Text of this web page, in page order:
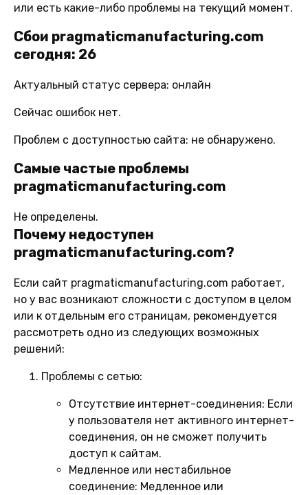
или есть какие-либо проблемы на текущий момент.
Сбои pragmaticmanufacturing.com
сегодня: 26
Актуальный статус сервера: онлайн
Сейчас ошибок нет.
Проблем с доступностью сайта: не обнаружено.
Самые частые проблемы
pragmaticmanufacturing.com
Не определены.
Почему недоступен
pragmaticmanufacturing.com?
Если сайт pragmaticmanufacturing.com работает,
но у вас возникают сложности с доступом в целом
или к отдельным его страницам, рекомендуется
рассмотреть одно из следующих возможных
решений:
Проблемы с сетью:
Отсутствие интернет-соединения: Если
у пользователя нет активного интернет-
соединения, он не сможет получить
доступ к сайтам.
Медленное или нестабильное
соединение: Медленное или